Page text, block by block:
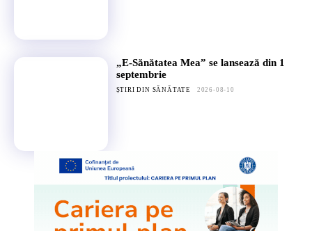
„E-Sănătatea Mea” se lansează din 1
septembrie
ȘTIRI DIN SĂNĂTATE 2026-08-10